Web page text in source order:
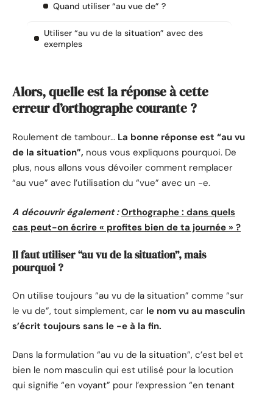
Quand utiliser “au vue de” ?
Utiliser “au vu de la situation” avec des
exemples
Alors, quelle est la réponse à cette
erreur d’orthographe courante ?
Roulement de tambour… La bonne réponse est “au vu
de la situation”, nous vous expliquons pourquoi. De
plus, nous allons vous dévoiler comment remplacer
“au vue” avec l’utilisation du “vue” avec un -e.
A découvrir également : Orthographe : dans quels
cas peut-on écrire « profites bien de ta journée » ?
Il faut utiliser “au vu de la situation”, mais
pourquoi ?
On utilise toujours “au vu de la situation” comme “sur
le vu de”, tout simplement, car le nom vu au masculin
s’écrit toujours sans le -e à la fin.
Dans la formulation “au vu de la situation”, c’est bel et
bien le nom masculin qui est utilisé pour la locution
qui signifie “en voyant” pour l’expression “en tenant